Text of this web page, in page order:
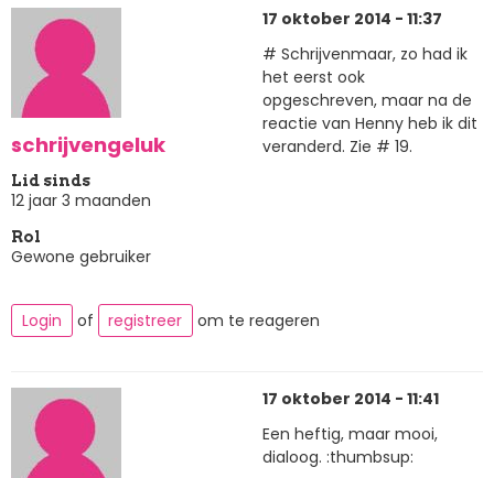
schrijvengeluk
Lid sinds
12 jaar 3 maanden
Rol
Gewone gebruiker
17 oktober 2014 - 11:37
# Schrijvenmaar, zo had ik
het eerst ook
opgeschreven, maar na de
reactie van Henny heb ik dit
veranderd. Zie # 19.
Login of registreer om te reageren
17 oktober 2014 - 11:41
Een heftig, maar mooi,
dialoog. :thumbsup: